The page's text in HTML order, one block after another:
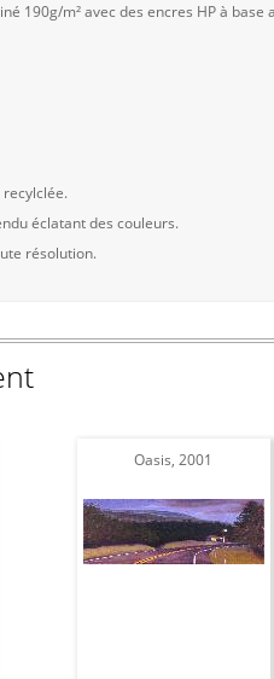
190g/m² avec des encres HP à base
recylclée.
éclatant des couleurs.
résolution.
Oasis, 2001